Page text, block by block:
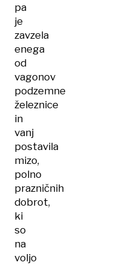
pa
je
zavzela
enega
od
vagonov
podzemne
železnice
in
vanj
postavila
mizo,
polno
prazničnih
dobrot,
ki
so
na
voljo